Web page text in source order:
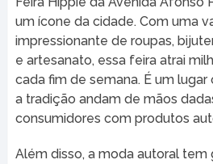
um ícone da cidade. Com uma
impressionante de roupas,
e artesanato, essa feira atrai
cada fim de semana. É um
a tradição andam de mãos
consumidores com produtos
Além disso, a moda autoral